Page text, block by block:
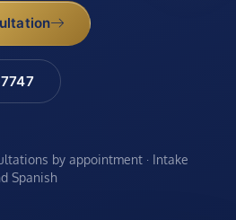
by appointment · Intake
Spanish